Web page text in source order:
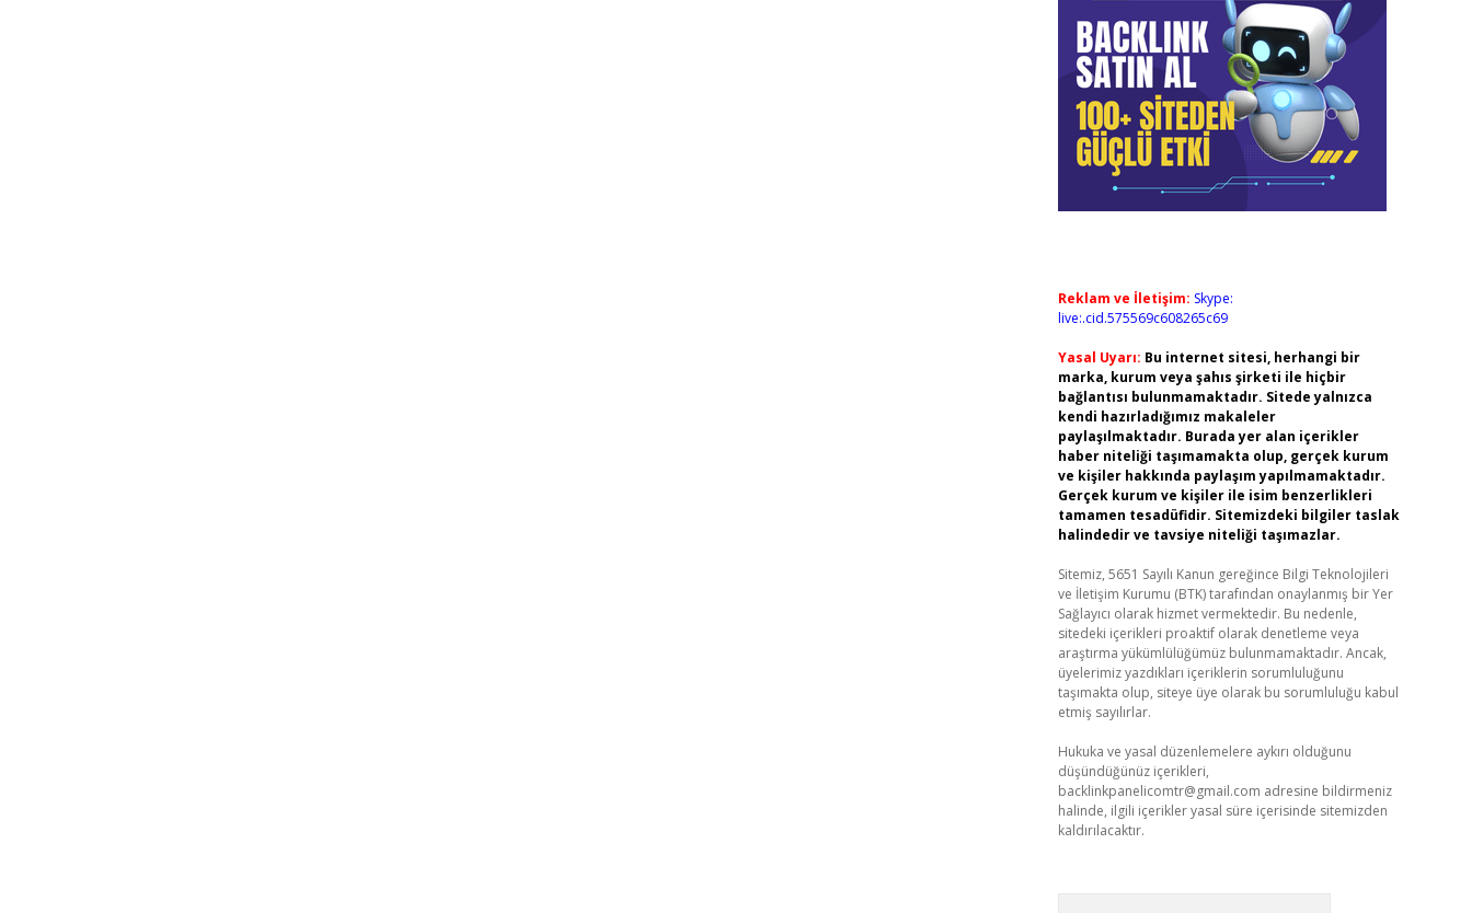
Reklam ve İletişim: Skype:
live:.cid.575569c608265c69
Yasal Uyarı: Bu internet sitesi, herhangi bir
marka, kurum veya şahıs şirketi ile hiçbir
bağlantısı bulunmamaktadır. Sitede yalnızca
kendi hazırladığımız makaleler
paylaşılmaktadır. Burada yer alan içerikler
haber niteliği taşımamakta olup, gerçek kurum
ve kişiler hakkında paylaşım yapılmamaktadır.
Gerçek kurum ve kişiler ile isim benzerlikleri
tamamen tesadüfidir. Sitemizdeki bilgiler taslak
halindedir ve tavsiye niteliği taşımazlar.
Sitemiz, 5651 Sayılı Kanun gereğince Bilgi Teknolojileri
ve İletişim Kurumu (BTK) tarafından onaylanmış bir Yer
Sağlayıcı olarak hizmet vermektedir. Bu nedenle,
sitedeki içerikleri proaktif olarak denetleme veya
araştırma yükümlülüğümüz bulunmamaktadır. Ancak,
üyelerimiz yazdıkları içeriklerin sorumluluğunu
taşımakta olup, siteye üye olarak bu sorumluluğu kabul
etmiş sayılırlar.
Hukuka ve yasal düzenlemelere aykırı olduğunu
düşündüğünüz içerikleri,
backlinkpanelicomtr@gmail.com adresine bildirmeniz
halinde, ilgili içerikler yasal süre içerisinde sitemizden
kaldırılacaktır.